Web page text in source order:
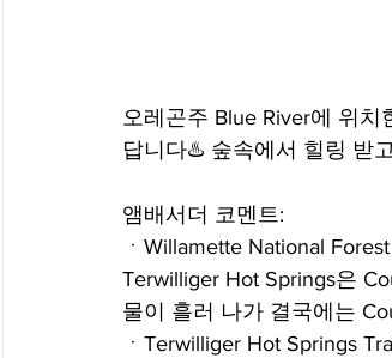
오레곤주 Blue River에 위
답니다♨️ 숲속에서 힐링 받
앰배서더 코멘트:
ㆍWillamette National
Terwilliger Hot Springs은
물이 흘러 나가 결국에는
ㆍTerwilliger Hot Springs